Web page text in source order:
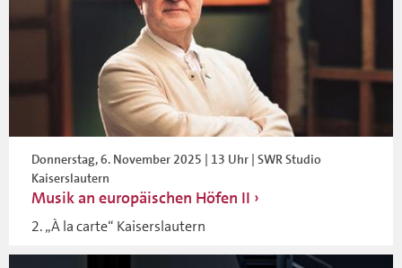
Donnerstag, 6. November 2025 | 13 Uhr | SWR Studio
Kaiserslautern
Musik an europäischen Höfen II
2. „À la carte“ Kaiserslautern